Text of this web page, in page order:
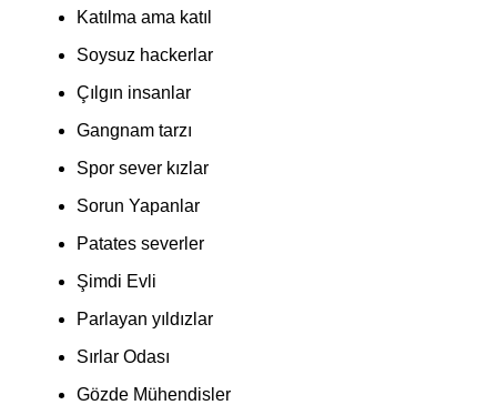
Katılma ama katıl
Soysuz hackerlar
Çılgın insanlar
Gangnam tarzı
Spor sever kızlar
Sorun Yapanlar
Patates severler
Şimdi Evli
Parlayan yıldızlar
Sırlar Odası
Gözde Mühendisler